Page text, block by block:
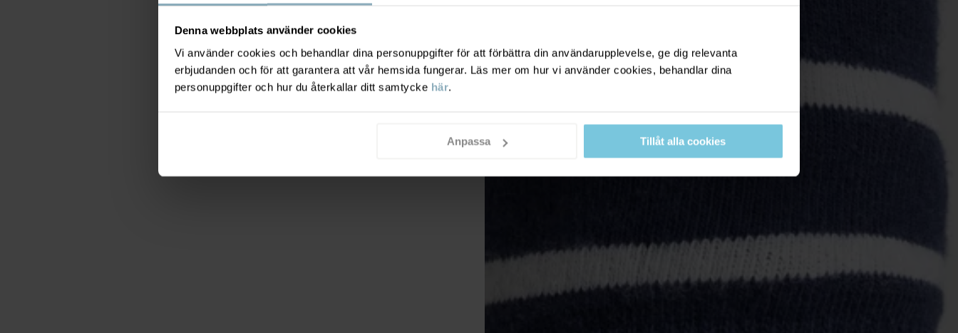
Denna webbplats använder cookies
Vi använder cookies och behandlar dina personuppgifter för att förbättra din användarupplevelse, ge dig relevanta
erbjudanden och för att garantera att vår hemsida fungerar. Läs mer om hur vi använder cookies, behandlar dina
personuppgifter och hur du återkallar ditt samtycke här.
Anpassa Tillåt alla cookies